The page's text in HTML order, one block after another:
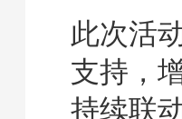
此次活
支持，
持续联